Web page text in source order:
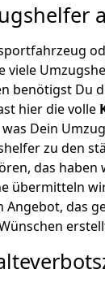
viele
benötigst Du
hier die volle
Dein
zu den
das
übermitteln
Angebot, das